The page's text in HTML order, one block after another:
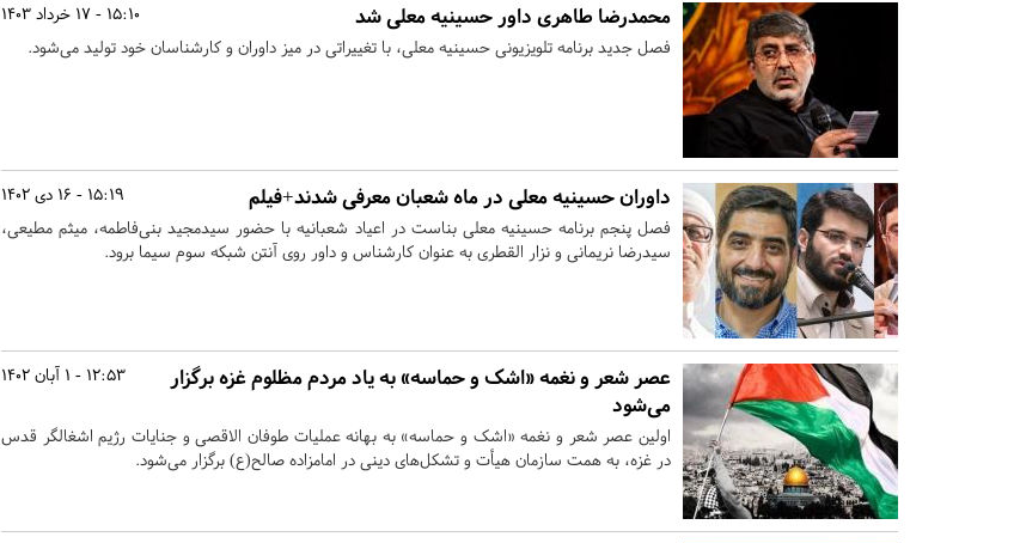
15:10 - 17 خرداد 1403 محمدرضا طاهری داور حسینیه معلی شد
فصل جدید برنامه تلویزیونی حسینیه معلی، با تغییراتی در میز داوران و کارشناسان خود تولید می‌شود.
15:19 - 16 دی 1402 داوران حسینیه معلی در ماه شعبان معرفی شدند+فیلم
فصل پنجم برنامه حسینیه معلی بناست در اعیاد شعبانیه با حضور سیدمجید بنی‌فاطمه، میثم مطیعی،
سیدرضا نریمانی و نزار القطری به عنوان کارشناس و داور روی آنتن شبکه سوم سیما برود.
12:53 - 1 آبان 1402
عصر شعر و نغمه «اشک و حماسه» به یاد مردم مظلوم غزه برگزار
می‌شود
اولین عصر شعر و نغمه «اشک و حماسه» به بهانه عملیات طوفان الاقصی و جنایات رژیم اشغالگر قدس
در غزه، به همت سازمان هیأت و تشکل‌های دینی در امامزاده صالح(ع) برگزار می‌شود.